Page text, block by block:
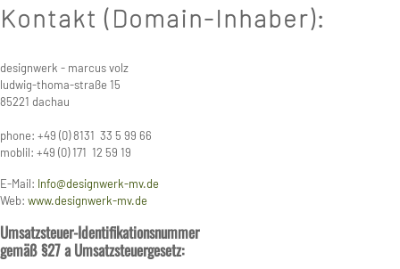
Kontakt (Domain-Inhaber):
designwerk - marcus volz
ludwig-thoma-straße 15
85221 dachau
phone: +49 (0) 8131 33 5 99 66
moblil: +49 (0) 171 12 59 19
E-Mail: Info@designwerk-mv.de
Web: www.designwerk-mv.de
Umsatzsteuer-Identifikationsnummer
gemäß §27 a Umsatzsteuergesetz: